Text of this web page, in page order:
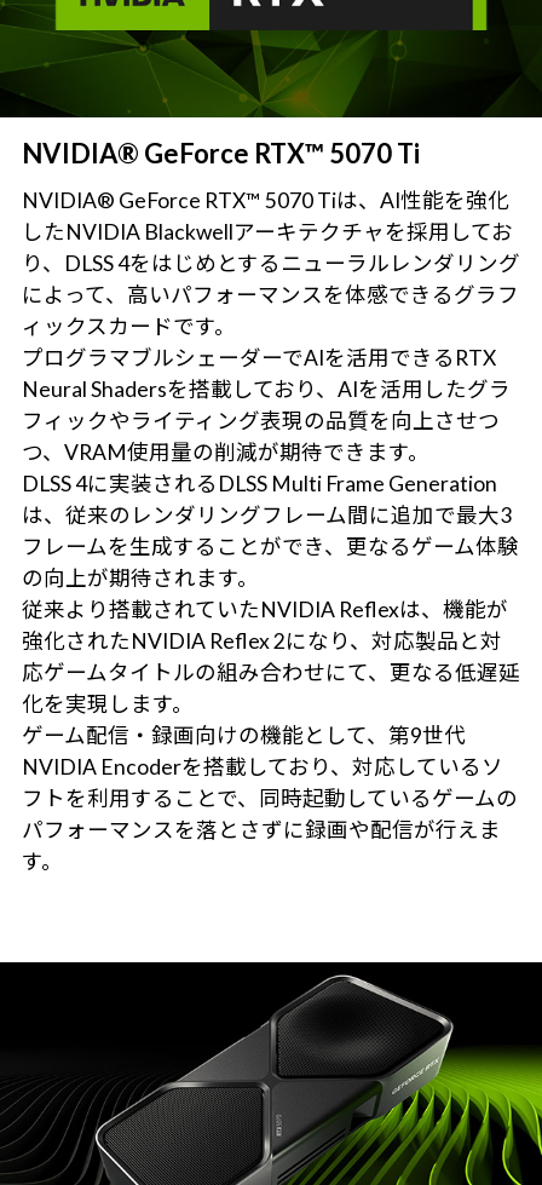
NVIDIA® GeForce RTX™ 5070 Ti
NVIDIA® GeForce RTX™ 5070 Tiは、AI性能を強化
したNVIDIA Blackwellアーキテクチャを採用してお
り、DLSS 4をはじめとするニューラルレンダリング
によって、高いパフォーマンスを体感できるグラフ
ィックスカードです。
プログラマブルシェーダーでAIを活用できるRTX
Neural Shadersを搭載しており、AIを活用したグラ
フィックやライティング表現の品質を向上させつ
つ、VRAM使用量の削減が期待できます。
DLSS 4に実装されるDLSS Multi Frame Generation
は、従来のレンダリングフレーム間に追加で最大3
フレームを生成することができ、更なるゲーム体験
の向上が期待されます。
従来より搭載されていたNVIDIA Reflexは、機能が
強化されたNVIDIA Reflex 2になり、対応製品と対
応ゲームタイトルの組み合わせにて、更なる低遅延
化を実現します。
ゲーム配信・録画向けの機能として、第9世代
NVIDIA Encoderを搭載しており、対応しているソ
フトを利用することで、同時起動しているゲームの
パフォーマンスを落とさずに録画や配信が行えま
す。